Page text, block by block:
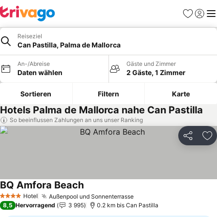
Favoriten
Reiseziel
Can Pastilla, Palma de Mallorca
An-/Abreise
Daten wählen
Gäste und Zimmer
2 Gäste, 1 Zimmer
Sortieren Filtern Karte
Hotels Palma de Mallorca nahe Can Pastilla
So beeinflussen Zahlungen an uns unser Ranking
Teilen
4 Sterne Hotel Außenpool und SonnenterrassePreise sehen
BQ Amfora BeachPreise sehen
8,5 Hervorragend 3 995 0.2 km bis Can Pastilla